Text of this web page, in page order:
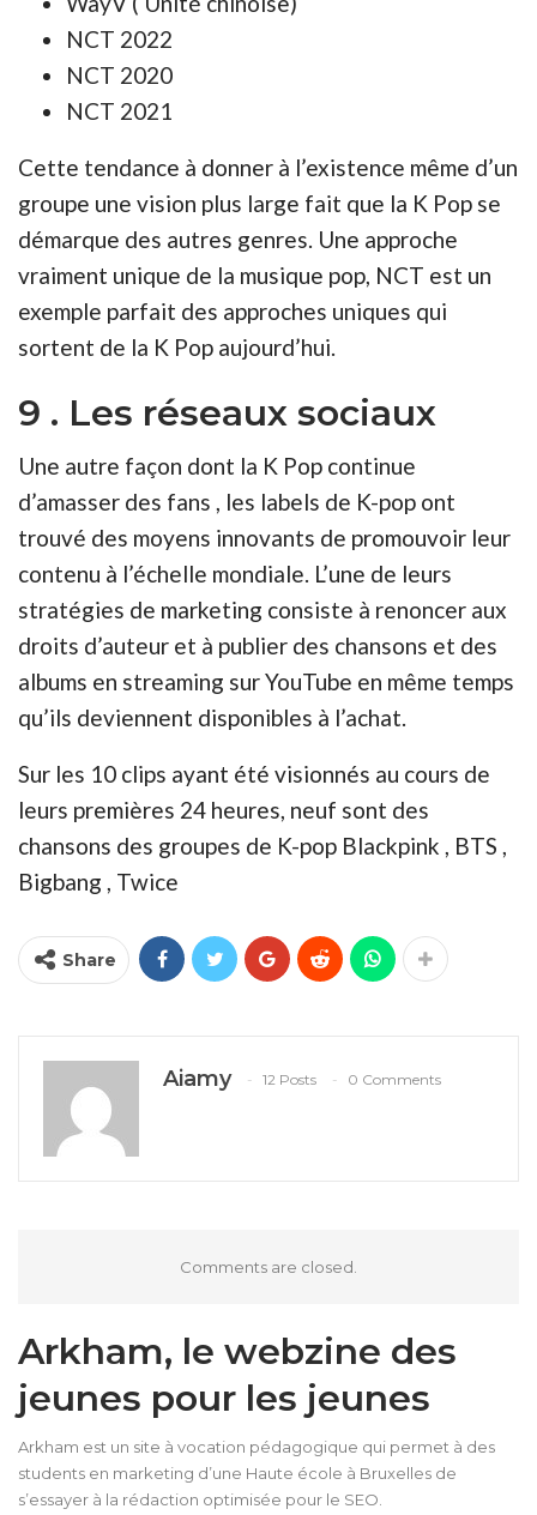
NCT 2022
NCT 2020
NCT 2021
Cette tendance à donner à l’existence même d’un
groupe une vision plus large fait que la K Pop se
démarque des autres genres. Une approche
vraiment unique de la musique pop, NCT est un
exemple parfait des approches uniques qui
sortent de la K Pop aujourd’hui.
9 . Les réseaux sociaux
Une autre façon dont la K Pop continue
d’amasser des fans , les labels de K-pop ont
trouvé des moyens innovants de promouvoir leur
contenu à l’échelle mondiale. L’une de leurs
stratégies de marketing consiste à renoncer aux
droits d’auteur et à publier des chansons et des
albums en streaming sur YouTube en même temps
qu’ils deviennent disponibles à l’achat.
Sur les 10 clips ayant été visionnés au cours de
leurs premières 24 heures, neuf sont des
chansons des groupes de K-pop Blackpink , BTS ,
Bigbang , Twice
Share
Aiamy 12 Posts 0 Comments
Comments are closed.
Arkham, le webzine des
jeunes pour les jeunes
Arkham est un site à vocation pédagogique qui permet à des
students en marketing d’une Haute école à Bruxelles de
s’essayer à la rédaction optimisée pour le SEO.